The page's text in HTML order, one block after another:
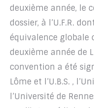
deuxième année, le
dossier, à l’U.F.R.
équivalence globale
deuxième année de
convention a été
Lôme et l’U.B.S. ,
l’Université de